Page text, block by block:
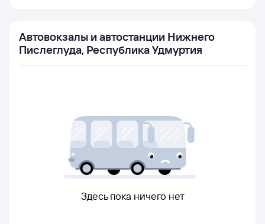
Автовокзалы и автостанции Нижнего
Пислеглуда, Республика Удмуртия
Здесь пока ничего нет